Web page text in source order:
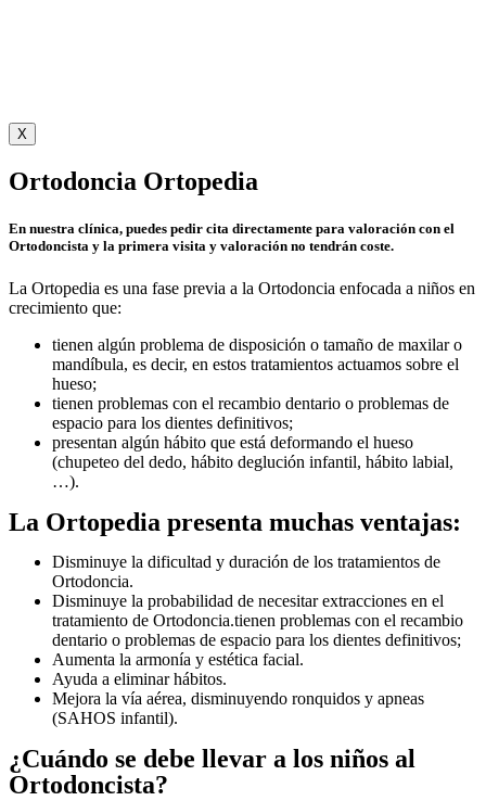
X
Ortodoncia Ortopedia
En nuestra clínica, puedes pedir cita directamente para valoración con el
Ortodoncista y la primera visita y valoración no tendrán coste.
La Ortopedia es una fase previa a la Ortodoncia enfocada a niños en
crecimiento que:
tienen algún problema de disposición o tamaño de maxilar o
mandíbula, es decir, en estos tratamientos actuamos sobre el
hueso;
tienen problemas con el recambio dentario o problemas de
espacio para los dientes definitivos;
presentan algún hábito que está deformando el hueso
(chupeteo del dedo, hábito deglución infantil, hábito labial,
…).
La Ortopedia presenta muchas ventajas:
Disminuye la dificultad y duración de los tratamientos de
Ortodoncia.
Disminuye la probabilidad de necesitar extracciones en el
tratamiento de Ortodoncia.tienen problemas con el recambio
dentario o problemas de espacio para los dientes definitivos;
Aumenta la armonía y estética facial.
Ayuda a eliminar hábitos.
Mejora la vía aérea, disminuyendo ronquidos y apneas
(SAHOS infantil).
¿Cuándo se debe llevar a los niños al
Ortodoncista?